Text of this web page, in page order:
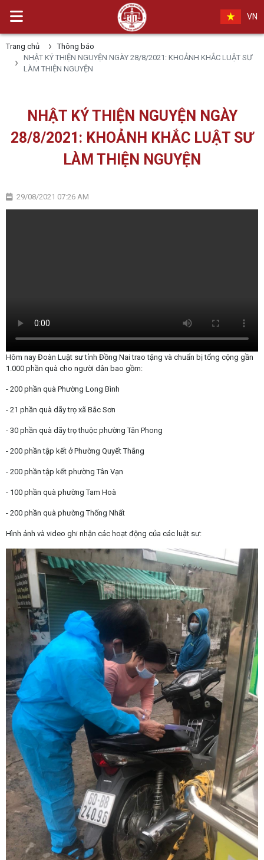
VN
Trang chủ
Thông báo
NHẬT KÝ THIỆN NGUYỆN NGÀY 28/8/2021: KHOẢNH KHẮC LUẬT SƯ
LÀM THIỆN NGUYỆN
NHẬT KÝ THIỆN NGUYỆN NGÀY
28/8/2021: KHOẢNH KHẮC LUẬT SƯ
LÀM THIỆN NGUYỆN
29/08/2021 07:26 AM
Hôm nay Đoàn Luật sư tỉnh Đồng Nai trao tặng và chuẩn bị tổng cộng gần
1.000 phần quà cho người dân bao gồm:
- 200 phần quà Phường Long Bình
- 21 phần quà dãy trọ xã Bắc Sơn
- 30 phần quà dãy trọ thuộc phường Tân Phong
- 200 phần tập kết ở Phường Quyết Thắng
- 200 phần tập kết phường Tân Vạn
- 100 phần quà phường Tam Hoà
- 200 phần quà phường Thống Nhất
Hình ảnh và video ghi nhận các hoạt động của các luật sư: